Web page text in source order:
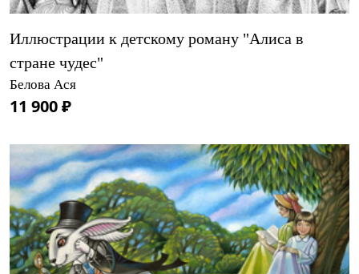
Иллюстрации к детскому роману "Алиса в
стране чудес"
Белова Ася
11 900 ₽